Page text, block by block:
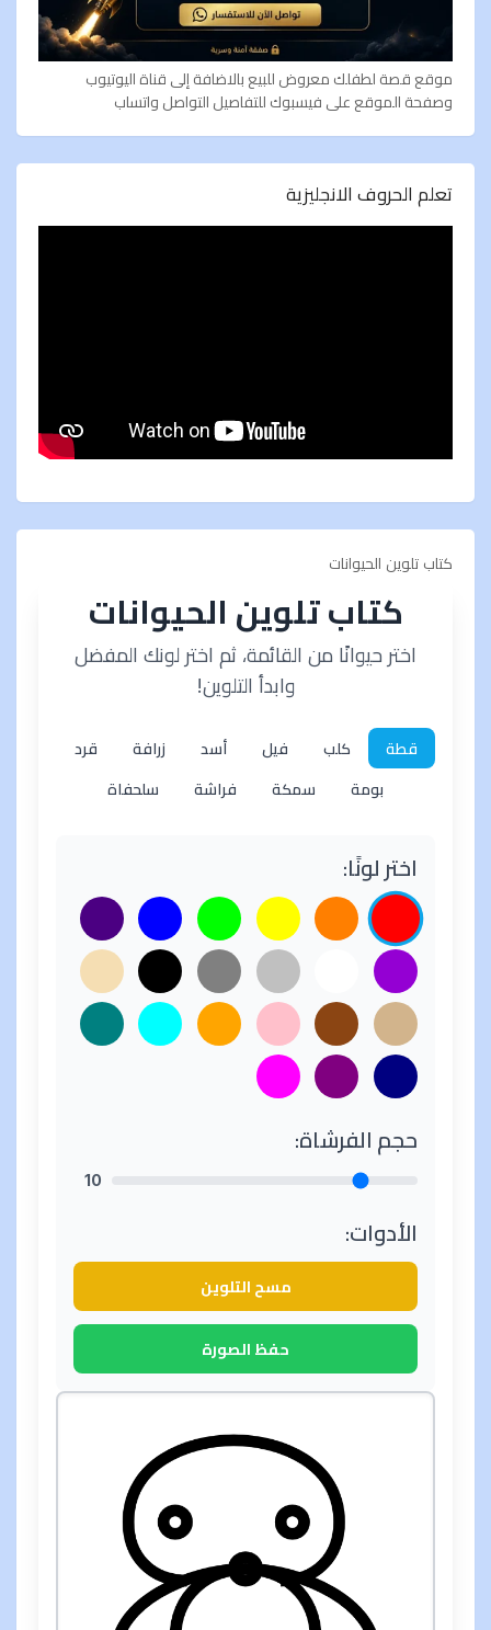
موقع قصة لطفلك معروض للبيع بالاضافة إلى قناة اليوتيوب
وصفحة الموقع على فيسبوك للتفاصيل التواصل واتساب
تعلم الحروف الانجليزية
كتاب تلوين الحيوانات
كتاب تلوين الحيوانات
اختر حيوانًا من القائمة، ثم اختر لونك المفضل
وابدأ التلوين!
قطة كلب فيل أسد زرافة قرد
بومة سمكة فراشة سلحفاة
اختر لونًا:
حجم الفرشاة:
10
الأدوات:
مسح التلوين
حفظ الصورة